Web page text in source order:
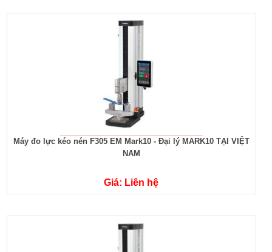
Máy đo lực kéo nén F305 EM Mark10 - Đại lý MARK10 TẠI VIỆT
NAM
Giá: Liên hệ